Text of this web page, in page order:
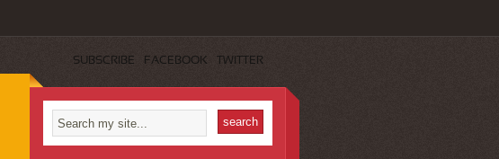
SUBSCRIBE FACEBOOK TWITTER